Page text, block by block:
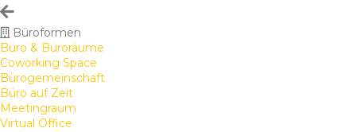
Büroformen
Büro & Büroräume
Coworking Space
Bürogemeinschaft
Büro auf Zeit
Meetingraum
Virtual Office